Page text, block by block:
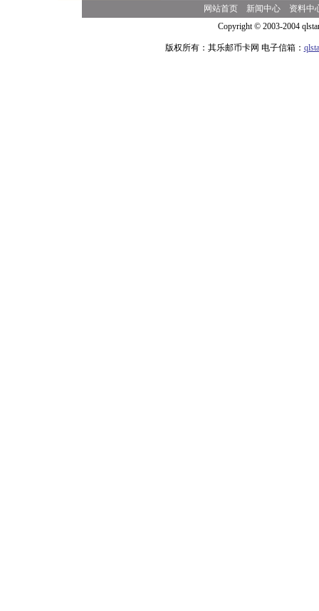
网站首页 新闻中心
资料中
Copyright © 2003-2004
版权所有：其乐邮币卡网 电子信箱：